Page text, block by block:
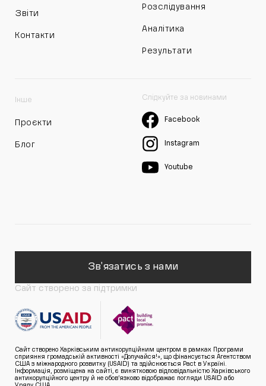
Звіти
Контакти
Розслідування
Аналітика
Результати
Інше
Проєкти
Блог
Слідкуйте за новинами
Facebook
Instagram
Youtube
Зв'язатись з нами
Сайт створено за підтримки
Сайт створено Харківським антикорупційним центром в рамках Програми
сприяння громадській активності «Долучайся!», що фінансується Агентством
США з міжнародного розвитку (USAID) та здійснюється Pact в Україні.
Інформація, розміщена на сайті, є винятковою відповідальністю Харківського
антикорупційного центру й не обов’язково відображає погляди USAID або